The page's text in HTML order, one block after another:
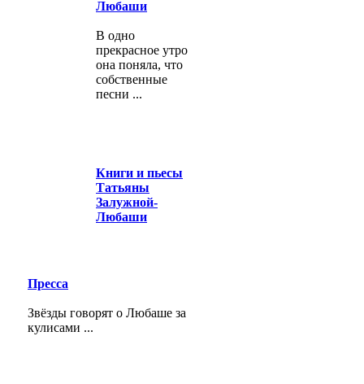
Любаши
В одно
прекрасное утро
она поняла, что
собственные
песни ...
Книги и пьесы
Татьяны
Залужной-
Любаши
Пресса
Звёзды говорят о Любаше за
кулисами ...